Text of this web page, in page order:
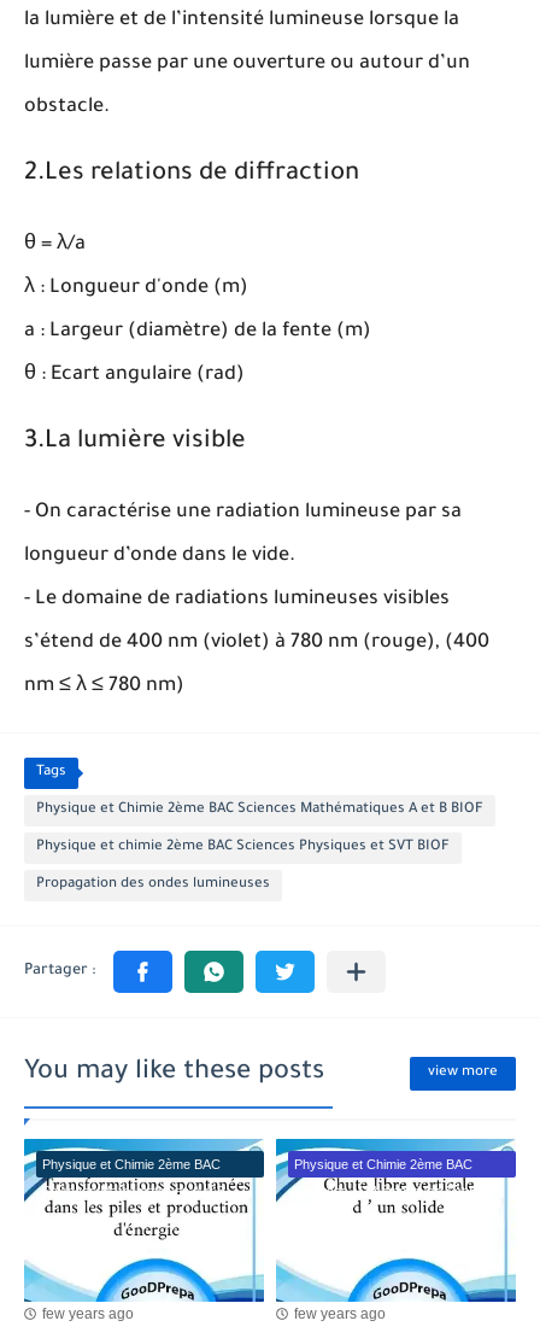
la lumière et de l’intensité lumineuse lorsque la
lumière passe par une ouverture ou autour d’un
obstacle.
2.Les relations de diffraction
θ = λ/a
λ : Longueur d'onde (m)
a : Largeur (diamètre) de la fente (m)
θ : Ecart angulaire (rad)
3.La lumière visible
- On caractérise une radiation lumineuse par sa
longueur d’onde dans le vide.
- Le domaine de radiations lumineuses visibles
s’étend de 400 nm (violet) à 780 nm (rouge), (400
nm ≤ λ ≤ 780 nm)
Tags
Physique et Chimie 2ème BAC Sciences Mathématiques A et B BIOF
Physique et chimie 2ème BAC Sciences Physiques et SVT BIOF
Propagation des ondes lumineuses
You may like these posts view more
Physique et Chimie 2ème BAC
Sciences Mathématiques A et B
BIOF
few years ago
Physique et Chimie 2ème BAC
Sciences Mathématiques A et B
few years ago